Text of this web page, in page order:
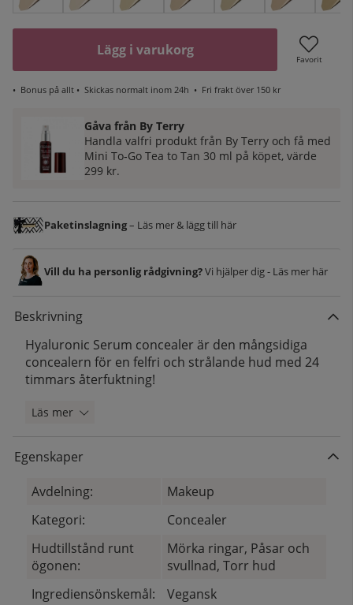
Lägg i varukorg
Favorit
• Bonus på allt • Skickas normalt inom 24h • Fri frakt över 150 kr
Gåva från By Terry
Handla valfri produkt från By Terry och få med
Mini To‑Go Tea to Tan 30 ml på köpet, värde
299 kr.
Paketinslagning– Läs mer & lägg till här
Vill du ha personlig rådgivning?Vi hjälper dig - Läs mer här
Beskrivning
Hyaluronic Serum concealer är den mångsidiga
concealern för en felfri och strålande hud med 24
timmars återfuktning!
Läs mer
Egenskaper
Avdelning:
Makeup
Kategori:
Concealer
Hudtillstånd runt
ögonen:
Mörka ringar, Påsar och
svullnad, Torr hud
Ingrediensönskemål:
Vegansk